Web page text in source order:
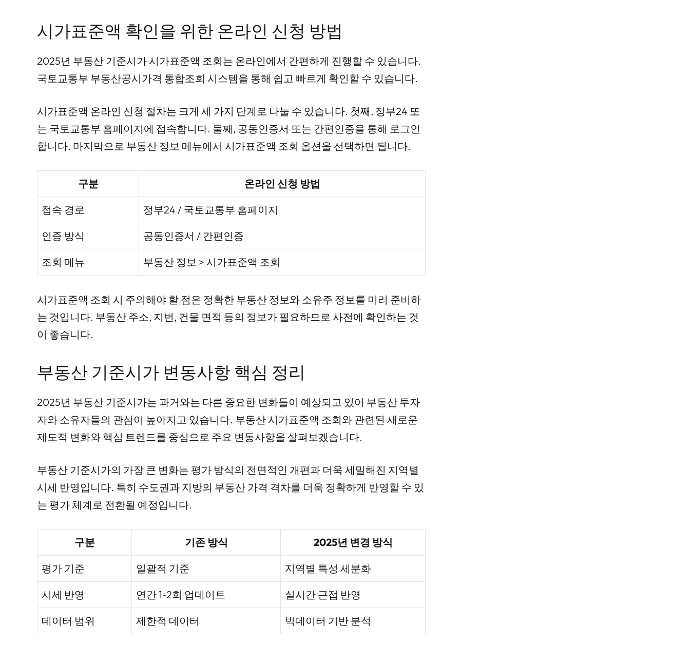
시가표준액 확인을 위한 온라인 신청 방법
2025년 부동산 기준시가 시가표준액 조회는 온라인에서 간편하게 진행할 수 있습니다.
국토교통부 부동산공시가격 통합조회 시스템을 통해 쉽고 빠르게 확인할 수 있습니다.
시가표준액 온라인 신청 절차는 크게 세 가지 단계로 나눌 수 있습니다. 첫째, 정부24 또
는 국토교통부 홈페이지에 접속합니다. 둘째, 공동인증서 또는 간편인증을 통해 로그인
합니다. 마지막으로 부동산 정보 메뉴에서 시가표준액 조회 옵션을 선택하면 됩니다.
구분 온라인 신청 방법
접속 경로 정부24 / 국토교통부 홈페이지
인증 방식 공동인증서 / 간편인증
조회 메뉴 부동산 정보 > 시가표준액 조회
시가표준액 조회 시 주의해야 할 점은 정확한 부동산 정보와 소유주 정보를 미리 준비하
는 것입니다. 부동산 주소, 지번, 건물 면적 등의 정보가 필요하므로 사전에 확인하는 것
이 좋습니다.
부동산 기준시가 변동사항 핵심 정리
2025년 부동산 기준시가는 과거와는 다른 중요한 변화들이 예상되고 있어 부동산 투자
자와 소유자들의 관심이 높아지고 있습니다. 부동산 시가표준액 조회와 관련된 새로운
제도적 변화와 핵심 트렌드를 중심으로 주요 변동사항을 살펴보겠습니다.
부동산 기준시가의 가장 큰 변화는 평가 방식의 전면적인 개편과 더욱 세밀해진 지역별
시세 반영입니다. 특히 수도권과 지방의 부동산 가격 격차를 더욱 정확하게 반영할 수 있
는 평가 체계로 전환될 예정입니다.
구분 기존 방식 2025년 변경 방식
평가 기준 일괄적 기준 지역별 특성 세분화
시세 반영 연간 1-2회 업데이트 실시간 근접 반영
데이터 범위 제한적 데이터 빅데이터 기반 분석